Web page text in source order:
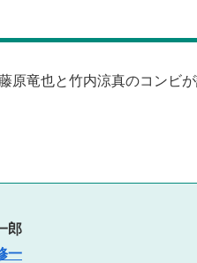
原竜也と竹内涼真のコンビ
郎
一